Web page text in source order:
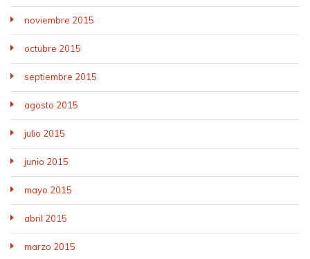
noviembre 2015
octubre 2015
septiembre 2015
agosto 2015
julio 2015
junio 2015
mayo 2015
abril 2015
marzo 2015